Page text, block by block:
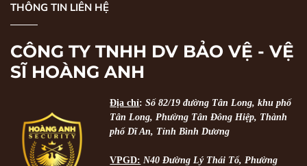
THÔNG TIN LIÊN HỆ
CÔNG TY TNHH DV BẢO VỆ - VỆ
SĨ HOÀNG ANH
Địa chỉ:Số 82/19 đường Tân Long, khu phố
Tân Long, Phường Tân Đông Hiệp, Thành
phố Dĩ An, Tỉnh Bình Dương
VPGD: N40 Đường Lý Thái Tổ, Phường